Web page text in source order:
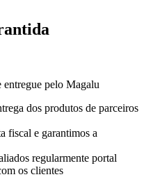
pelo Magalu
dos produtos de parceiros
fiscal e garantimos a
regularmente portal
os clientes